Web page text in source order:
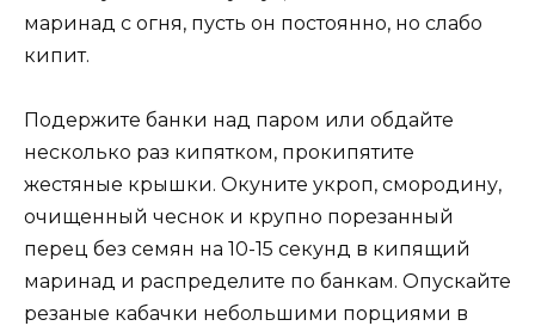
маринад с огня, пусть он постоянно, но слабо
кипит.
Подержите банки над паром или обдайте
несколько раз кипятком, прокипятите
жестяные крышки. Окуните укроп, смородину,
очищенный чеснок и крупно порезанный
перец без семян на 10-15 секунд в кипящий
маринад и распределите по банкам. Опускайте
резаные кабачки небольшими порциями в